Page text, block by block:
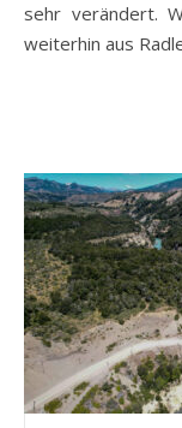
sehr verändert.
weiterhin aus